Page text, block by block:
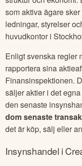
som aktiva ägare
ledningar, styrelser
huvudkontor i
Enligt svenska regler
rapportera sina
Finansinspektionen.
säljer aktier i det
den senaste
dom senaste
det är köp, sälj eller
Insynshandel i